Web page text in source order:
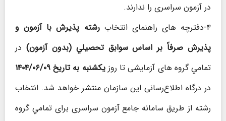
در آزمون سراسری را ندارند.
۴-دفترچه های راهنمای انتخاب
رشته پذیرش با آزمون و
پذيرش صرفاً بر اساس سوابق تحصيلي (بدون آزمون) در
تمامي گروه های آزمایشی تا روزيکشنبه به تاریخ ۱۴۰۴/۰۶/۰۹
در درگاه اطلاع‌رسانی این سازمان منتشر خواهد شد. انتخاب
رشته از طریق سامانه جامع آزمون سراسری برای تمامي گروه